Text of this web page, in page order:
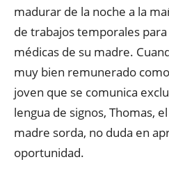
madurar de la noche a la
de trabajos temporales
médicas de su madre.
muy bien remunerado
joven que se comunica
lengua de signos, Thomas,
madre sorda, no duda en
oportunidad.